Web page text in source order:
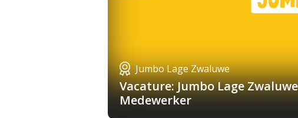
Jumbo Lage Zwaluwe
Vacature: Jumbo Lage
Medewerker